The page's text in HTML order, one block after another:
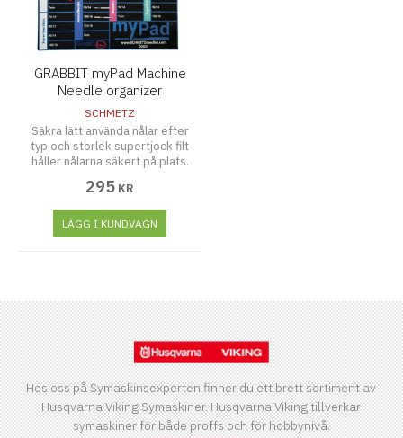
GRABBIT myPad Machine
Needle organizer
SCHMETZ
Säkra lätt använda nålar efter
typ och storlek supertjock filt
håller nålarna säkert på plats.
295 KR
LÄGG I KUNDVAGN
Hos oss på Symaskinsexperten finner du ett brett sortiment av
Husqvarna Viking Symaskiner. Husqvarna Viking tillverkar
symaskiner för både proffs och för hobbynivå.